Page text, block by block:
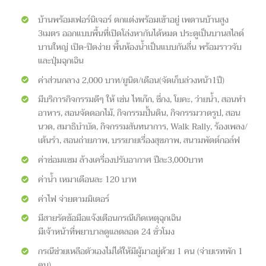
บ้านพร้อมเฟอร์นิเจอร์ ตกแต่งพร้อมเข้าอยู่ เพดานบ้านสูง
3เมตร ออกแบบพื้นที่เปิดโล่งหากันได้หมด ประตูเป็นบานสไลด์
บานใหญ่ เปิด-ปิดง่าย พื้นห้องน้ำเป็นแบบกันลื่น พร้อมราวจับ
และปุ่มฉุกเฉิน
ค่าส่วนกลาง 2,000 บาท/ยูนิต/เดือน(จัดเก็บล่วงหน้า1ปี)
มีบริการกิจกรรมดีๆ ให้ เช่น ไทเก๊ก, ซี่กง, โยคะ, ว่ายน้ำ, สอนทำ
อาหาร, สอนจัดดอกไม้, กิจกรรมปั้นดิน, กิจกรรมวาดรูป, สอน
นวด, สมาธิบำบัด, กิจกรรมสันทนาการ, Walk Rally, ร้องเพลง/
เต้นรำ, สอนถ่ายภาพ, บรรยายเรื่องสุขภาพ, สนามพัตต์กอล์ฟ
ค่าซ่อมแซม ล้างเครื่องปรับอากาศ ปีละ3,000บาท
ค่าน้ำ เหมาเดือนละ 120 บาท
ค่าไฟ จ่ายตามมิเตอร์
มีสายรัดข้อมือแจ้งเตือนกรณีเกิดเหตุฉุกเฉิน
มีเจ้าหน้าที่พยาบาลดูแลตลอด 24 ชั่วโมง
กรณีช่วยเหลือตัวเองไม่ได้ให้มีผู้มาอยู่ด้วย 1 คน (จ่ายเรทพัก 1